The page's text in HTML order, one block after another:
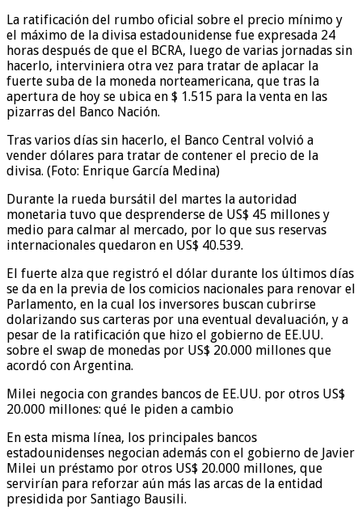
La ratificación del rumbo oficial sobre el precio mínimo y
el máximo de la divisa estadounidense fue expresada 24
horas después de que el BCRA, luego de varias jornadas sin
hacerlo, interviniera otra vez para tratar de aplacar la
fuerte suba de la moneda norteamericana, que tras la
apertura de hoy se ubica en $ 1.515 para la venta en las
pizarras del Banco Nación.
Tras varios días sin hacerlo, el Banco Central volvió a
vender dólares para tratar de contener el precio de la
divisa. (Foto: Enrique García Medina)
Durante la rueda bursátil del martes la autoridad
monetaria tuvo que desprenderse de US$ 45 millones y
medio para calmar al mercado, por lo que sus reservas
internacionales quedaron en US$ 40.539.
El fuerte alza que registró el dólar durante los últimos días
se da en la previa de los comicios nacionales para renovar el
Parlamento, en la cual los inversores buscan cubrirse
dolarizando sus carteras por una eventual devaluación, y a
pesar de la ratificación que hizo el gobierno de EE.UU.
sobre el swap de monedas por US$ 20.000 millones que
acordó con Argentina.
Milei negocia con grandes bancos de EE.UU. por otros US$
20.000 millones: qué le piden a cambio
En esta misma línea, los principales bancos
estadounidenses negocian además con el gobierno de Javier
Milei un préstamo por otros US$ 20.000 millones, que
servirían para reforzar aún más las arcas de la entidad
presidida por Santiago Bausili.